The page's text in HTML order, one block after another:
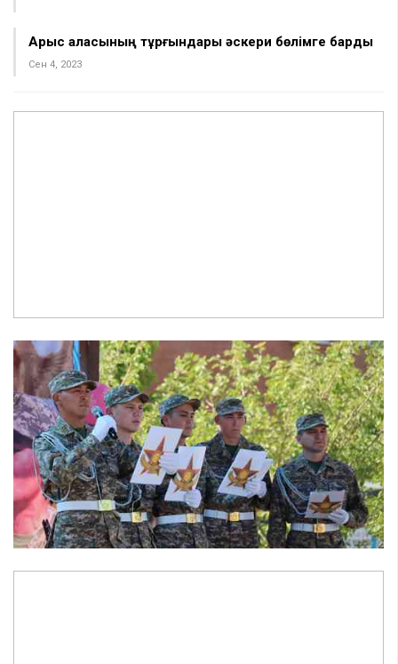
Арыс қаласының тұрғындары әскери бөлімге барды
Сен 4, 2023